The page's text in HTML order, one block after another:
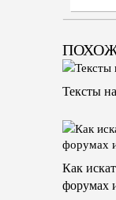
Тексты
Как
форумах